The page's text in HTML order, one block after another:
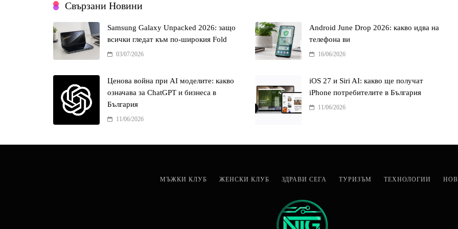
Свързани Новини
Samsung Galaxy Unpacked 2026: защо
всички гледат към по-широкия Fold
03/07/2026
Android June Drop 2026: какво идва на
телефона ви
16/06/2026
Ценова война при AI моделите: какво
означава за ChatGPT и бизнеса в
България
11/06/2026
iOS 27 и Siri AI: какво ще получат
iPhone потребителите в България
11/06/2026
МЪЖКИ КЛУБ ЖЕНСКИ КЛУБ ЗДРАВИ СЕГА ТУРИЗЪМ ТЕХНОЛОГИИ